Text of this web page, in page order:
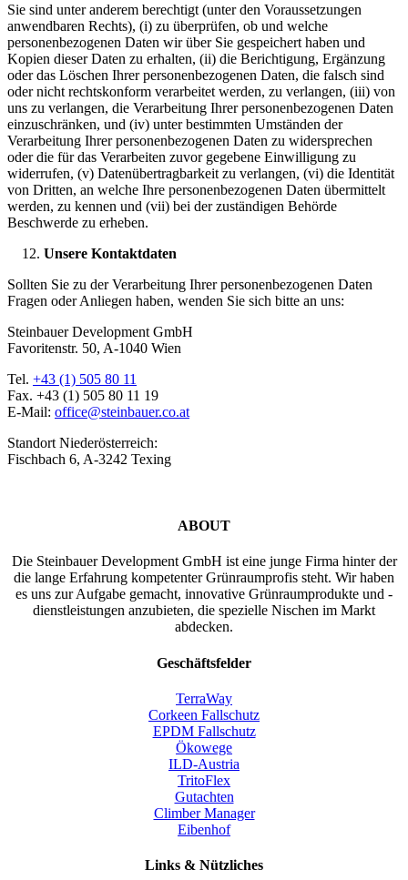
Sie sind unter anderem berechtigt (unter den Voraussetzungen
anwendbaren Rechts), (i) zu überprüfen, ob und welche
personenbezogenen Daten wir über Sie gespeichert haben und
Kopien dieser Daten zu erhalten, (ii) die Berichtigung, Ergänzung
oder das Löschen Ihrer personenbezogenen Daten, die falsch sind
oder nicht rechtskonform verarbeitet werden, zu verlangen, (iii) von
uns zu verlangen, die Verarbeitung Ihrer personenbezogenen Daten
einzuschränken, und (iv) unter bestimmten Umständen der
Verarbeitung Ihrer personenbezogenen Daten zu widersprechen
oder die für das Verarbeiten zuvor gegebene Einwilligung zu
widerrufen, (v) Datenübertragbarkeit zu verlangen, (vi) die Identität
von Dritten, an welche Ihre personenbezogenen Daten übermittelt
werden, zu kennen und (vii) bei der zuständigen Behörde
Beschwerde zu erheben.
Unsere Kontaktdaten
Sollten Sie zu der Verarbeitung Ihrer personenbezogenen Daten
Fragen oder Anliegen haben, wenden Sie sich bitte an uns:
Steinbauer Development GmbH
Favoritenstr. 50, A-1040 Wien
Tel. +43 (1) 505 80 11
Fax. +43 (1) 505 80 11 19
E-Mail: office@steinbauer.co.at
Standort Niederösterreich:
Fischbach 6, A-3242 Texing
ABOUT
Die Steinbauer Development GmbH ist eine junge Firma hinter der
die lange Erfahrung kompetenter Grünraumprofis steht. Wir haben
es uns zur Aufgabe gemacht, innovative Grünraumprodukte und -
dienstleistungen anzubieten, die spezielle Nischen im Markt
abdecken.
Geschäftsfelder
TerraWay
Corkeen Fallschutz
EPDM Fallschutz
Ökowege
ILD-Austria
TritoFlex
Gutachten
Climber Manager
Eibenhof
Links & Nützliches